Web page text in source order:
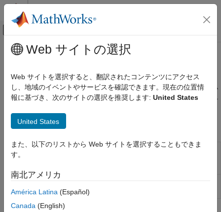
コンテンツへスキップ
オフキャンバス ナビゲーション メ
ドキュメンテーションのホーム
Simscape
Foundation ブロック ライブラリ
カテゴリ
機械モデル
機械的な位置ベースの並進モデル
機械的な角度ベースの回転モデル
電気モデル
メインコンテンツ
メカニズム
車輪や車軸などのシンプルな位置および角度ベースのメカニズム
このライブラリには、シンプルな位置および角度ベースのメカニ
Simscape ブロック
Cam and
Position-and-angle-based cam and
Wheel and
Axle (AB-PB)
Position-and-angle-based wheel and axle
mechanism
Web サイトの選択
Web サイトを選択すると、翻訳されたコンテンツにアクセス
し、地域のイベントやサービスを確認できます。現在の位置情
報に基づき、次のサイトの選択を推奨します: United States
United States
また、以下のリストから Web サイトを選択することもできま
す。
南北アメリカ
América Latina (Español)
Canada (English)